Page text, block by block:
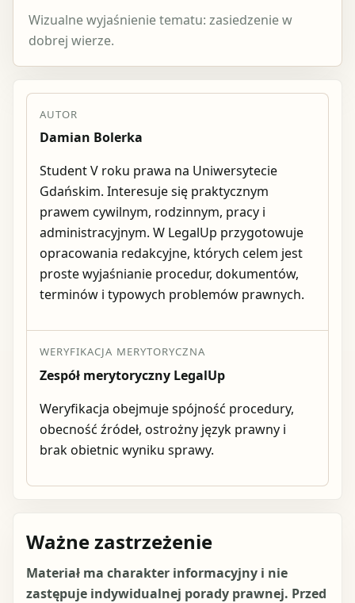
Wizualne wyjaśnienie tematu: zasiedzenie w
dobrej wierze.
AUTOR
Damian Bolerka
Student V roku prawa na Uniwersytecie
Gdańskim. Interesuje się praktycznym
prawem cywilnym, rodzinnym, pracy i
administracyjnym. W LegalUp przygotowuje
opracowania redakcyjne, których celem jest
proste wyjaśnianie procedur, dokumentów,
terminów i typowych problemów prawnych.
WERYFIKACJA MERYTORYCZNA
Zespół merytoryczny LegalUp
Weryfikacja obejmuje spójność procedury,
obecność źródeł, ostrożny język prawny i
brak obietnic wyniku sprawy.
Ważne zastrzeżenie
Materiał ma charakter informacyjny i nie
zastępuje indywidualnej porady prawnej. Przed